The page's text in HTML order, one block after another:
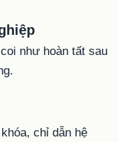
như hoàn tất sau
chỉ dẫn hệ